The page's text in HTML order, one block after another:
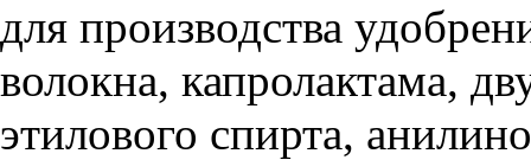
для производства
волокна, капролактама,
этилового спирта,